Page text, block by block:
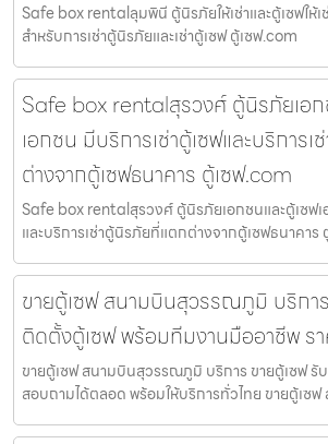
Safe box rentalลุมพินี ตู้นิรภัยให้เช่าและตู้เซฟให้
สำหรับการเช่าตู้นิรภัยและเช่าตู้เซฟ ตู้เซฟ.com
Safe box rentalสุรวงศ์ ตู้นิรภัยเอก
เอกชน มีบริการเช่าตู้เซฟและบริการ
ต่างจากตู้เซฟธนาคาร ตู้เซฟ.com
Safe box rentalสุรวงศ์ ตู้นิรภัยเอกชนและตู้เซฟเ
และบริการเช่าตู้นิรภัยที่แตกต่างจากตู้เซฟธนาคาร
ขายตู้เซฟ สนามบินสุวรรณภูมิ บริกา
ติดตั้งตู้เซฟ พร้อมทีมงานมืออาชีพ ร
ขายตู้เซฟ สนามบินสุวรรณภูมิ บริการ ขายตู้เซฟ
สอบถามได้ตลอด พร้อมให้บริการทั่วไทย ขายตู้เซฟ